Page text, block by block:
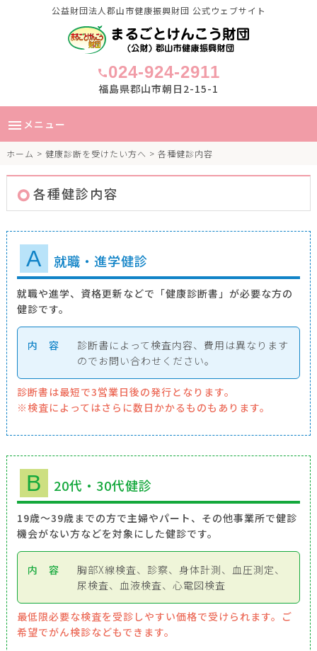
公益財団法人郡山市健康振興財団 公式ウェブサイト
call024-924-2911
福島県郡山市朝日2-15-1
menu メニュー
ホーム > 健康診断を受けたい方へ > 各種健診内容
各種健診内容
A 就職・進学健診
就職や進学、資格更新などで「健康診断書」が必要な方の
健診です。
内 容
診断書によって検査内容、費用は異なります
のでお問い合わせください。
診断書は最短で3営業日後の発行となります。
※検査によってはさらに数日かかるものもあります。
B 20代・30代健診
19歳～39歳までの方で主婦やパート、その他事業所で健診
機会がない方などを対象にした健診です。
内 容
胸部X線検査、診察、身体計測、血圧測定、
尿検査、血液検査、心電図検査
最低限必要な検査を受診しやすい価格で受けられます。ご
希望でがん検診などもできます。